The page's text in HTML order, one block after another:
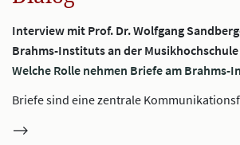
Interview mit Prof. Dr. Wolfgang
Brahms-Instituts an der
Welche Rolle nehmen Briefe am Brahms-
Briefe sind eine zentrale